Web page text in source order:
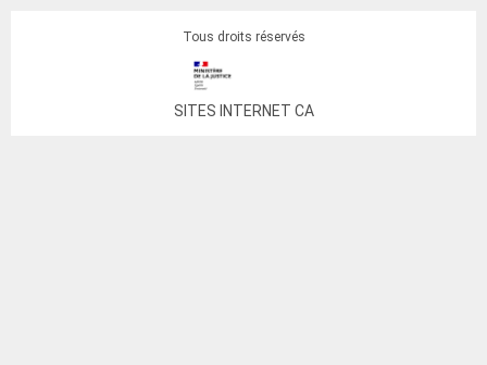
SITES INTERNET CA
Tous droits réservés